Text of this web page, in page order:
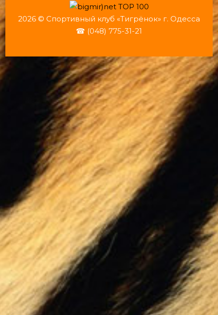
2026 © Спортивный клуб «Тигрёнок» г. Одесса
☎ (048) 775-31-21